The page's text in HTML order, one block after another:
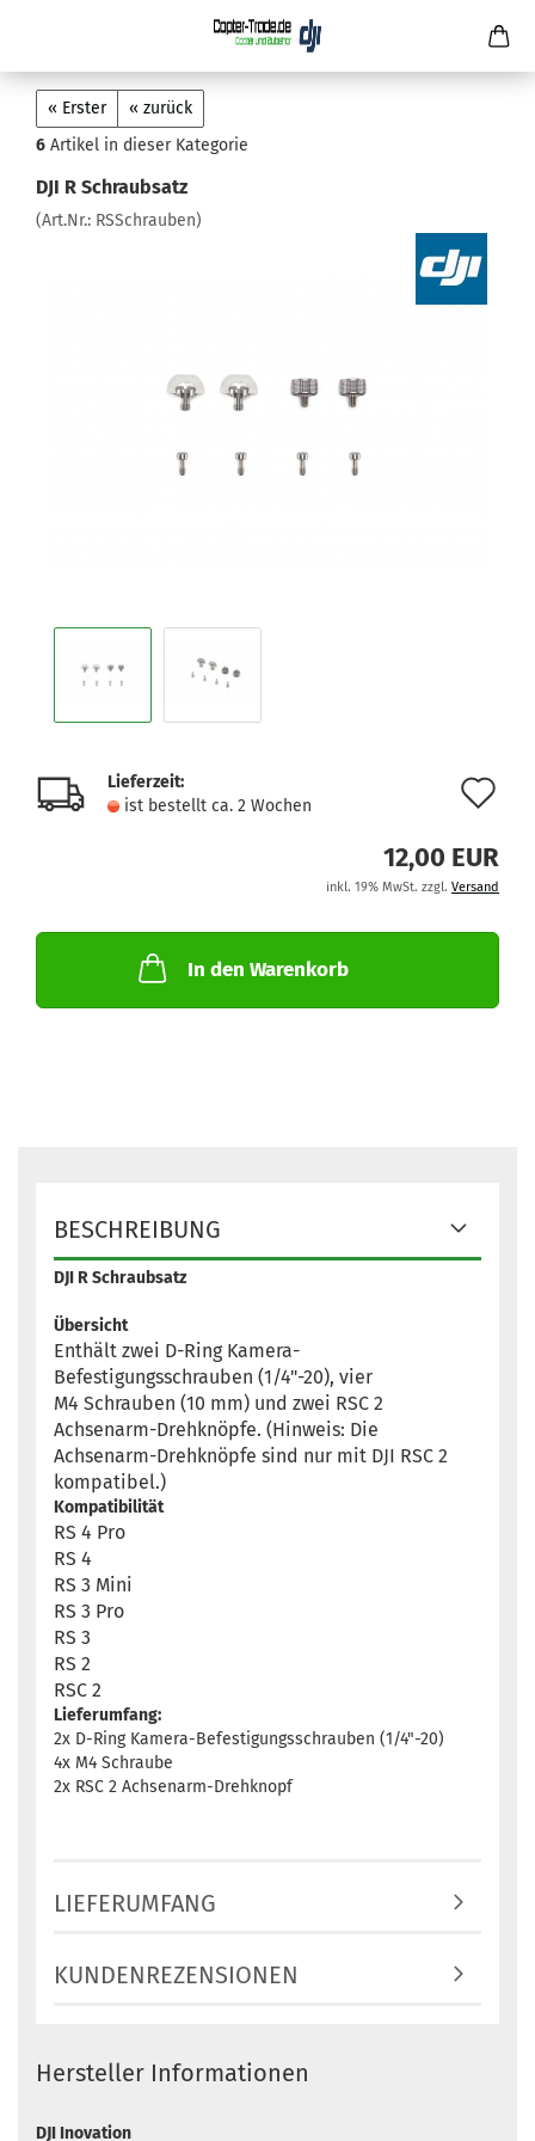
« Erster
« zurück
6 Artikel in dieser Kategorie
DJI R Schraubsatz
(Art.Nr.: RSSchrauben)
Lieferzeit:
ist bestellt ca. 2 Wochen
12,00 EUR
inkl. 19% MwSt. zzgl. Versand
In den Warenkorb
BESCHREIBUNG
DJI R Schraubsatz
Übersicht
Enthält zwei D-Ring Kamera-
Befestigungsschrauben (1/4"-20), vier
M4 Schrauben (10 mm) und zwei RSC 2
Achsenarm-Drehknöpfe. (Hinweis: Die
Achsenarm-Drehknöpfe sind nur mit DJI RSC 2
kompatibel.)
Kompatibilität
RS 4 Pro
RS 4
RS 3 Mini
RS 3 Pro
RS 3
RS 2
RSC 2
Lieferumfang:
2x D-Ring Kamera-Befestigungsschrauben (1/4"-20)
4x M4 Schraube
2x RSC 2 Achsenarm-Drehknopf
LIEFERUMFANG
KUNDENREZENSIONEN
Hersteller Informationen
DJI Inovation